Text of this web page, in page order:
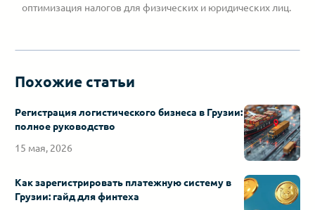
оптимизация налогов для физических и юридических лиц.
Похожие статьи
Регистрация логистического бизнеса в Грузии:
полное руководство
15 мая, 2026
Как зарегистрировать платежную систему в
Грузии: гайд для финтеха